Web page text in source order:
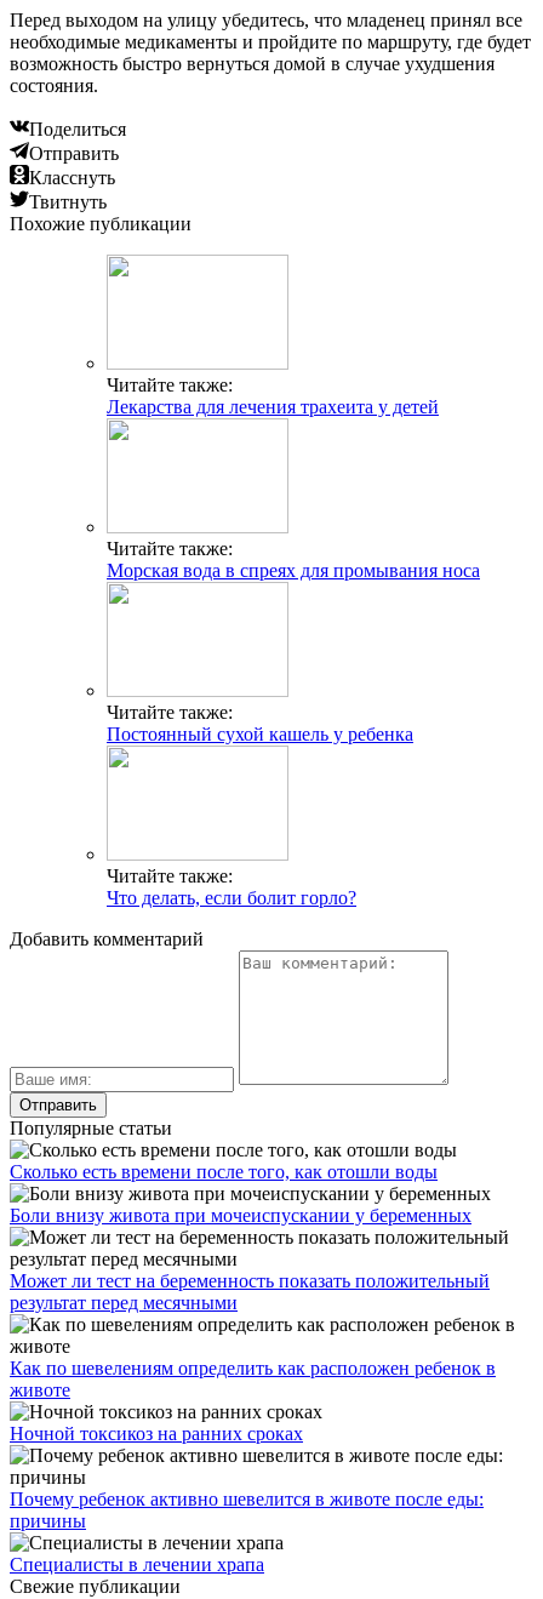
Перед выходом на улицу убедитесь, что младенец принял все
необходимые медикаменты и пройдите по маршруту, где будет
возможность быстро вернуться домой в случае ухудшения
состояния.
Поделиться
Отправить
Класснуть
Твитнуть
Похожие публикации
Читайте также:
Лекарства для лечения трахеита у детей
Читайте также:
Морская вода в спреях для промывания носа
Читайте также:
Постоянный сухой кашель у ребенка
Читайте также:
Что делать, если болит горло?
Добавить комментарий
Популярные статьи
Сколько есть времени после того, как отошли воды
Боли внизу живота при мочеиспускании у беременных
Может ли тест на беременность показать положительный
результат перед месячными
Как по шевелениям определить как расположен ребенок в
животе
Ночной токсикоз на ранних сроках
Почему ребенок активно шевелится в животе после еды:
причины
Специалисты в лечении храпа
Свежие публикации